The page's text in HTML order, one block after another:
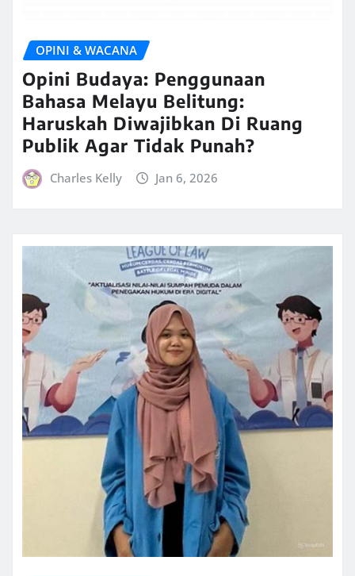
OPINI & WACANA
Opini Budaya: Penggunaan
Bahasa Melayu Belitung:
Haruskah Diwajibkan Di Ruang
Publik Agar Tidak Punah?
Charles Kelly Jan 6, 2026